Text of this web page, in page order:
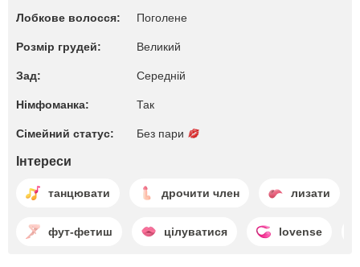
Лобкове волосся: Поголене
Розмір грудей: Великий
Зад: Середній
Німфоманка: Так
Сімейний статус: Без пари
Інтереси
танцювати дрочити член лизати
фут-фетиш цілуватися lovense